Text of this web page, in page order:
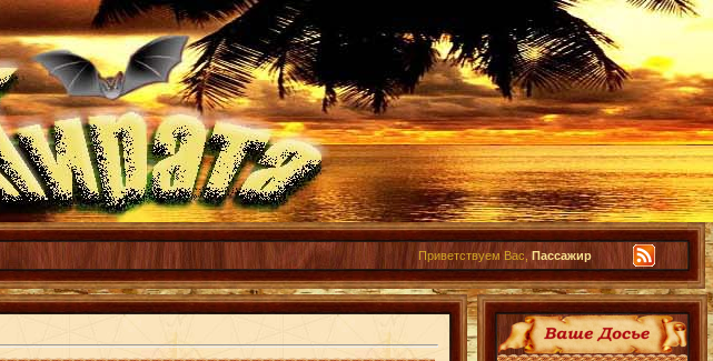
Приветствуем Вас, Пассажир